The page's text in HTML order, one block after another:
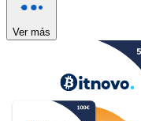
Ver más